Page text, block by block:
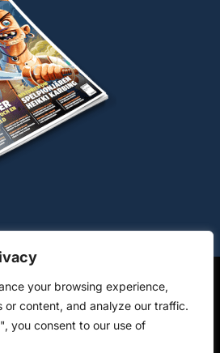
your browsing experience,
or content, and analyze our traffic.
you consent to our use of
AV PERSONUPPGIFTER
WWW.DATORMAGAZIN.SE